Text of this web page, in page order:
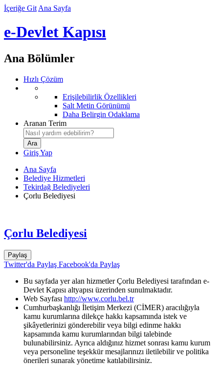
İçeriğe Git Ana Sayfa
e-Devlet Kapısı
Ana Bölümler
Hızlı Çözüm
Erişilebilirlik Özellikleri
Salt Metin Görünümü
Daha Belirgin Odaklama
Aranan Terim
Giriş Yap
Ana Sayfa
Belediye Hizmetleri
Tekirdağ Belediyeleri
Çorlu Belediyesi
Çorlu Belediyesi
Paylaş
Twitter'da Paylaş Facebook'da Paylaş
Bu sayfada yer alan hizmetler Çorlu Belediyesi tarafından e-
Devlet Kapısı altyapısı üzerinden sunulmaktadır.
Web Sayfası http://www.corlu.bel.tr
Cumhurbaşkanlığı İletişim Merkezi (CİMER) aracılığıyla
kamu kurumlarına dilekçe hakkı kapsamında istek ve
şikâyetlerinizi gönderebilir veya bilgi edinme hakkı
kapsamında kamu kurumlarından bilgi talebinde
bulunabilirsiniz. Ayrıca aldığınız hizmet sonrası kamu kurum
veya personeline teşekkür mesajlarınızı iletilebilir ve politika
önerileri sunarak yönetime katılabilirsiniz.